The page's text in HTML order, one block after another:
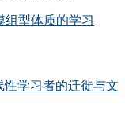
型体质的学习